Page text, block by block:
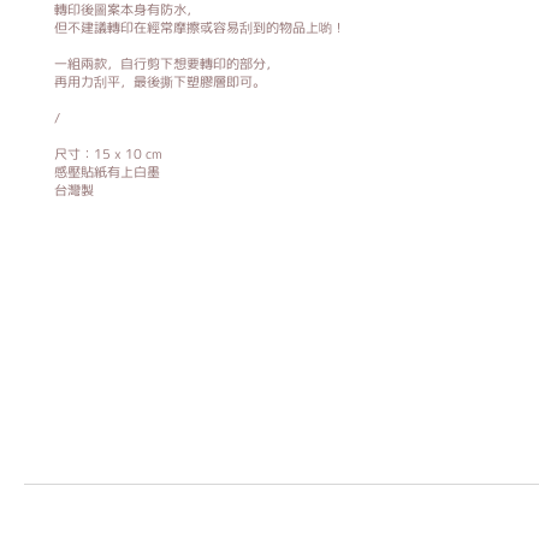
轉印後圖案本身有防水，
但不建議轉印在經常摩擦或容易刮到的物品上喲！
一組兩款，自行剪下想要轉印的部分，
再用力刮平，最後撕下塑膠層即可。
/
尺寸：15 x 10 cm
感壓貼紙有上白墨
台灣製